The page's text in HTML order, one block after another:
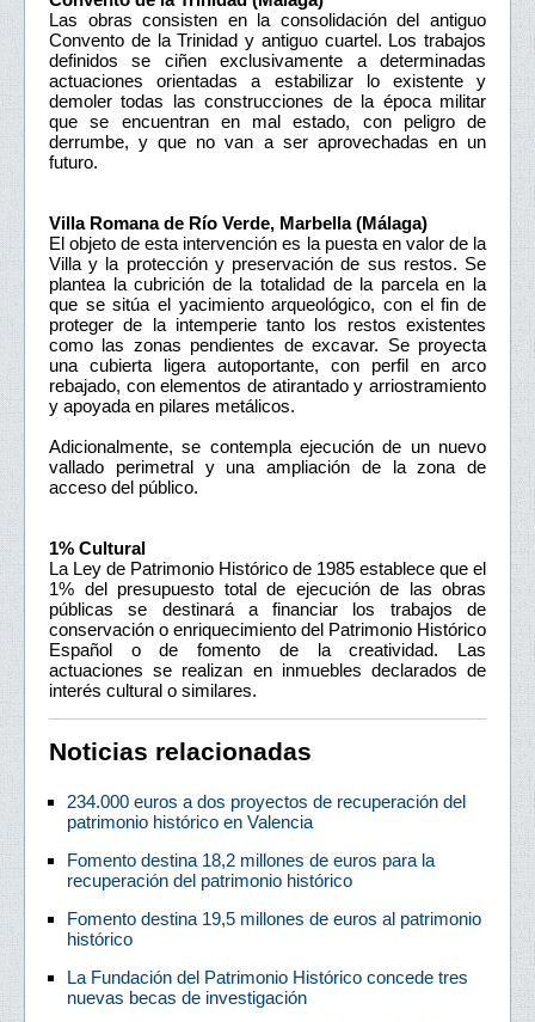
Las obras consisten en la consolidación del antiguo
Convento de la Trinidad y antiguo cuartel. Los trabajos
definidos se ciñen exclusivamente a determinadas
actuaciones orientadas a estabilizar lo existente y
demoler todas las construcciones de la época militar
que se encuentran en mal estado, con peligro de
derrumbe, y que no van a ser aprovechadas en un
futuro.
Villa Romana de Río Verde, Marbella (Málaga)
El objeto de esta intervención es la puesta en valor de la
Villa y la protección y preservación de sus restos. Se
plantea la cubrición de la totalidad de la parcela en la
que se sitúa el yacimiento arqueológico, con el fin de
proteger de la intemperie tanto los restos existentes
como las zonas pendientes de excavar. Se proyecta
una cubierta ligera autoportante, con perfil en arco
rebajado, con elementos de atirantado y arriostramiento
y apoyada en pilares metálicos.
Adicionalmente, se contempla ejecución de un nuevo
vallado perimetral y una ampliación de la zona de
acceso del público.
1% Cultural
La Ley de Patrimonio Histórico de 1985 establece que el
1% del presupuesto total de ejecución de las obras
públicas se destinará a financiar los trabajos de
conservación o enriquecimiento del Patrimonio Histórico
Español o de fomento de la creatividad. Las
actuaciones se realizan en inmuebles declarados de
interés cultural o similares.
Noticias relacionadas
234.000 euros a dos proyectos de recuperación del
patrimonio histórico en Valencia
Fomento destina 18,2 millones de euros para la
recuperación del patrimonio histórico
Fomento destina 19,5 millones de euros al patrimonio
histórico
La Fundación del Patrimonio Histórico concede tres
nuevas becas de investigación